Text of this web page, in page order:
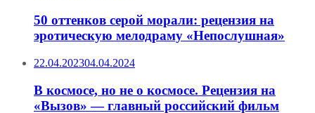
50 оттенков серой морали: рецензия на
эротическую мелодраму «Непослушная»
22.04.202304.04.2024
В космосе, но не о космосе. Рецензия на
«Вызов» — главный российский фильм